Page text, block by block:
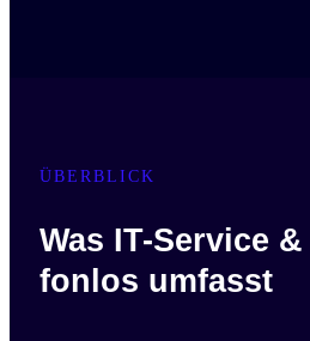
ÜBERBLICK
Was IT-Service
fonlos umfasst